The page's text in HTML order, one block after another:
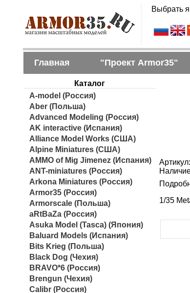
Выбрать
Главная "Проект Armor35"
Каталог
A-model (Россия)
Aber (Польша)
Advanced Modeling (Россия)
AK interactive (Испания)
Alliance Model Works (США)
Alpine Miniatures (США)
AMMO of Mig Jimenez (Испания)
ANT-miniatures (Россия)
Arkona Miniatures (Россия)
Armor35 (Россия)
Armorscale (Польша)
aRtBaZa (Россия)
Asuka Model (Tasca) (Япония)
Baluard Models (Испания)
Bits Krieg (Польша)
Black Dog (Чехия)
BRAVO*6 (Россия)
Brengun (Чехия)
Calibr (Россия)
Артикул:
1/35